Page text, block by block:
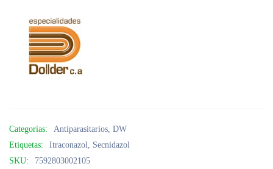
Categorías: Antiparasitarios, DW
Etiquetas:
Itraconazol, Secnidazol
SKU:
7592803002105